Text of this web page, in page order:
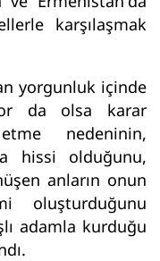
karşılaşmak
yorgunluk içinde
da olsa karar
nedeninin,
hissi olduğunu,
anların onun
oluşturduğunu
adamla kurduğu